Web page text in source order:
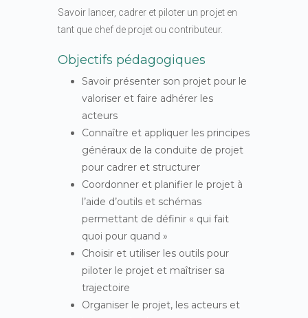
Savoir lancer, cadrer et piloter un projet en
tant que chef de projet ou contributeur.
Objectifs pédagogiques
Savoir présenter son projet pour le
valoriser et faire adhérer les
acteurs
Connaître et appliquer les principes
généraux de la conduite de projet
pour cadrer et structurer
Coordonner et planifier le projet à
l’aide d’outils et schémas
permettant de définir « qui fait
quoi pour quand »
Choisir et utiliser les outils pour
piloter le projet et maîtriser sa
trajectoire
Organiser le projet, les acteurs et